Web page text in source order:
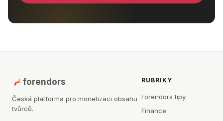
forendors
Česká platforma pro monetizaci obsahu
tvůrců.
RUBRIKY
Forendors tipy
Finance